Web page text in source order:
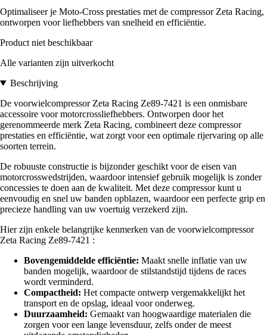
Optimaliseer je Moto-Cross prestaties met de compressor Zeta Racing,
ontworpen voor liefhebbers van snelheid en efficiëntie.
Product niet beschikbaar
Alle varianten zijn uitverkocht
Beschrijving
De voorwielcompressor Zeta Racing Ze89-7421 is een onmisbare
accessoire voor motorcrossliefhebbers. Ontworpen door het
gerenommeerde merk Zeta Racing, combineert deze compressor
prestaties en efficiëntie, wat zorgt voor een optimale rijervaring op alle
soorten terrein.
De robuuste constructie is bijzonder geschikt voor de eisen van
motorcrosswedstrijden, waardoor intensief gebruik mogelijk is zonder
concessies te doen aan de kwaliteit. Met deze compressor kunt u
eenvoudig en snel uw banden opblazen, waardoor een perfecte grip en
precieze handling van uw voertuig verzekerd zijn.
Hier zijn enkele belangrijke kenmerken van de voorwielcompressor
Zeta Racing Ze89-7421 :
Bovengemiddelde efficiëntie: Maakt snelle inflatie van uw
banden mogelijk, waardoor de stilstandstijd tijdens de races
wordt verminderd.
Compactheid: Het compacte ontwerp vergemakkelijkt het
transport en de opslag, ideaal voor onderweg.
Duurzaamheid: Gemaakt van hoogwaardige materialen die
zorgen voor een lange levensduur, zelfs onder de meest